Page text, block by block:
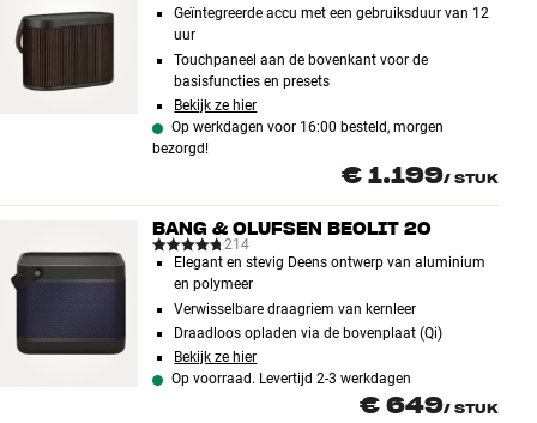
Geïntegreerde accu met een gebruiksduur van 12
uur
Touchpaneel aan de bovenkant voor de
basisfuncties en presets
Bekijk ze hier
Op werkdagen voor 16:00 besteld, morgen
bezorgd!
€ 1.199/ STUK
BANG & OLUFSEN BEOLIT 20
214
Elegant en stevig Deens ontwerp van aluminium
en polymeer
Verwisselbare draagriem van kernleer
Draadloos opladen via de bovenplaat (Qi)
Bekijk ze hier
Op voorraad. Levertijd 2-3 werkdagen
€ 649/ STUK